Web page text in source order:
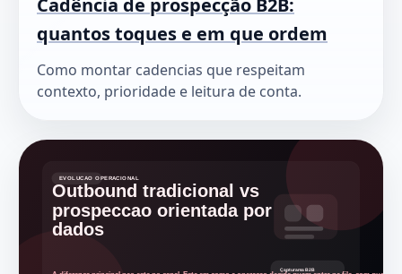
Cadência de prospecção B2B:
quantos toques e em que ordem
Como montar cadencias que respeitam
contexto, prioridade e leitura de conta.